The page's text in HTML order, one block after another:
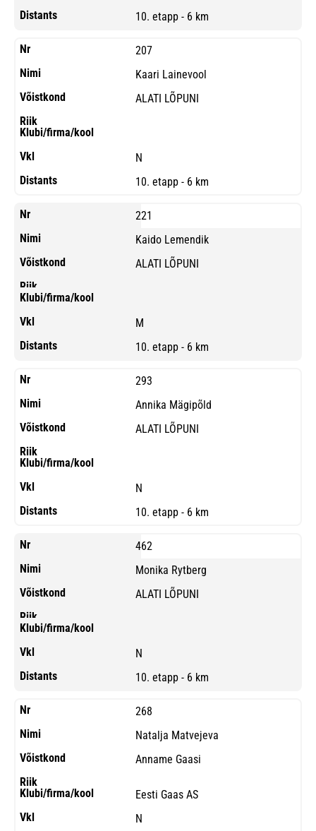
10. etapp - 6 km
207
Kaari Lainevool
ALATI LÕPUNI
N
10. etapp - 6 km
221
Kaido Lemendik
ALATI LÕPUNI
M
10. etapp - 6 km
293
Annika Mägipõld
ALATI LÕPUNI
N
10. etapp - 6 km
462
Monika Rytberg
ALATI LÕPUNI
N
10. etapp - 6 km
268
Natalja Matvejeva
Anname Gaasi
Eesti Gaas AS
N